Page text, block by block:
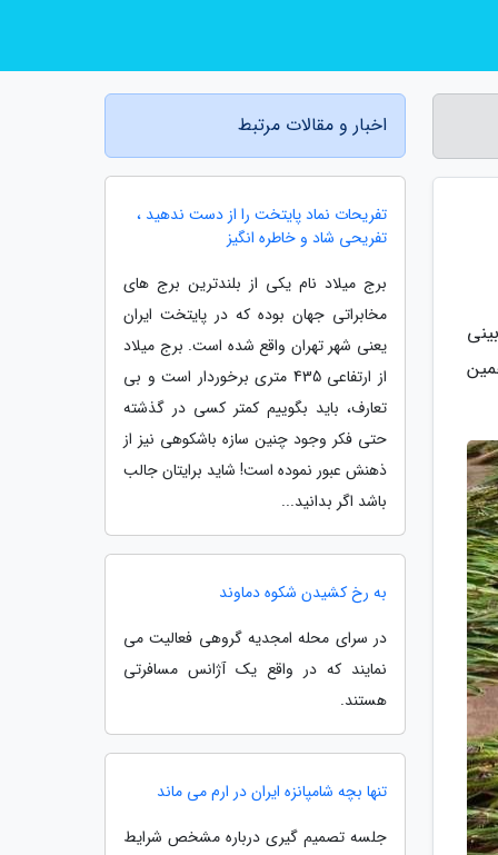
اخبار و مقالات مرتبط
تفریحات نماد پایتخت را از دست ندهید ،
تفریحی شاد و خاطره انگیز
برج میلاد نام یکی از بلندترین برج های
مخابراتی جهان بوده که در پایتخت ایران
یعنی شهر تهران واقع شده است. برج میلاد
از ارتفاعی 435 متری برخوردار است و بی
تعارف، باید بگوییم کمتر کسی در گذشته
حتی فکر وجود چنین سازه باشکوهی نیز از
ذهنش عبور نموده است! شاید برایتان جالب
باشد اگر بدانید...
به رخ کشیدن شکوه دماوند
در سرای محله امجدیه گروهی فعالیت می
نمایند که در واقع یک آژانس مسافرتی
هستند.
تنها بچه شامپانزه ایران در ارم می ماند
جلسه تصمیم گیری درباره مشخص شرایط